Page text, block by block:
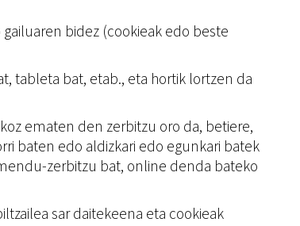
bidez (cookieak edo beste
tableta bat, etab., eta hortik lortzen da
ematen den zerbitzu oro da, betiere,
baten edo aldizkari edo egunkari batek
zerbitzu bat, online denda bateko
sar daitekeena eta cookieak